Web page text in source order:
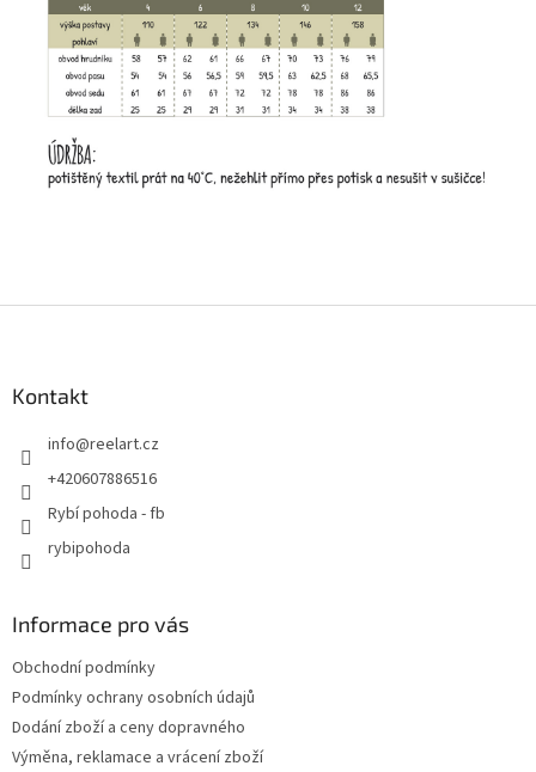
Kontakt
info@reelart.cz
+420607886516
Rybí pohoda - fb
rybipohoda
Informace pro vás
Obchodní podmínky
Podmínky ochrany osobních údajů
Dodání zboží a ceny dopravného
Výměna, reklamace a vrácení zboží